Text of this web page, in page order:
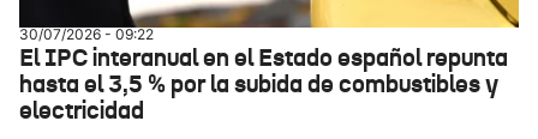
30/07/2026 - 09:22
El IPC interanual en el Estado español repunta
hasta el 3,5 % por la subida de combustibles y
electricidad